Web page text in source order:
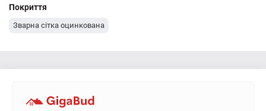
Покриття
Зварна сітка оцинкована